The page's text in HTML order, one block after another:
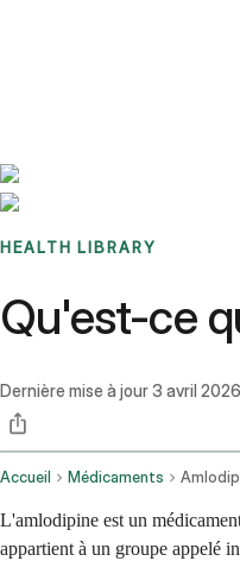
HEALTH LIBRARY
Qu'est-ce
Dernière mise à jour3 avril 2026
Accueil Médicaments
L'amlodipine est un
appartient à un groupe appelé